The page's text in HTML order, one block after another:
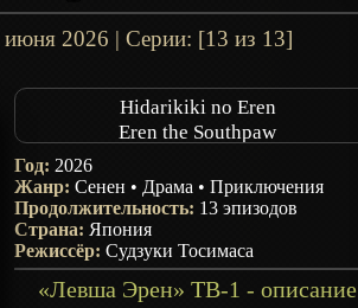
июня 2026 | Серии: [13 из 13]
Hidarikiki no Eren
Eren the Southpaw
Год: 2026
Жанр:Сенен • Драма •Приключения
Продолжительность: 13 эпизодов
Страна: Япония
Режиссёр:Судзуки Тосимаса
«Левша Эрен» ТВ-1 - описание